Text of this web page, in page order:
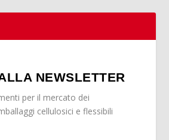
NEWSLETTER
per il mercato dei
cellulosici e flessibili